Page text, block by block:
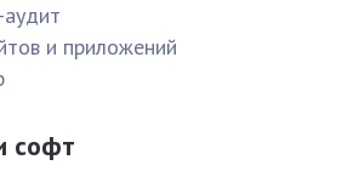
и приложений
софт